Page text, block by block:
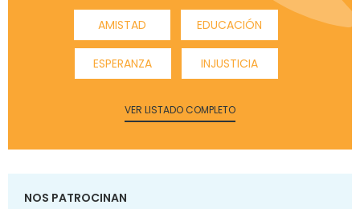
AMISTAD EDUCACIÓN
ESPERANZA INJUSTICIA
VER LISTADO COMPLETO
NOS PATROCINAN